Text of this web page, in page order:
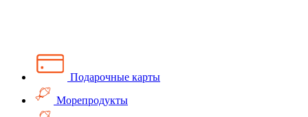
Подарочные карты
Морепродукты